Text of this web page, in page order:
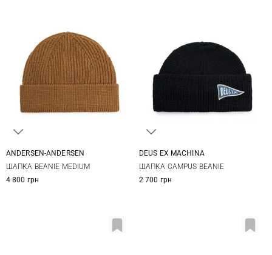
ANDERSEN-ANDERSEN
ШАПКА BEANIE MEDIUM
4 800 грн
DEUS EX MACHINА
ШАПКА CAMPUS BEANIE
2 700 грн